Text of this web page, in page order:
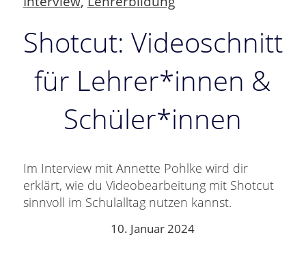
Shotcut: Videoschnitt
für Lehrer*innen &
Schüler*innen
Im Interview mit Annette Pohlke wird dir
erklärt, wie du Videobearbeitung mit Shotcut
sinnvoll im Schulalltag nutzen kannst.
10. Januar 2024